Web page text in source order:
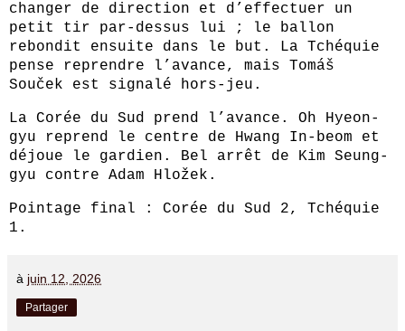
changer de direction et d’effectuer un
petit tir par-dessus lui ; le ballon
rebondit ensuite dans le but. La Tchéquie
pense reprendre l’avance, mais Tomáš
Souček est signalé hors-jeu.
La Corée du Sud prend l’avance. Oh Hyeon-
gyu reprend le centre de Hwang In-beom et
déjoue le gardien. Bel arrêt de Kim Seung-
gyu contre Adam Hložek.
Pointage final : Corée du Sud 2, Tchéquie
1.
à juin 12, 2026
Partager